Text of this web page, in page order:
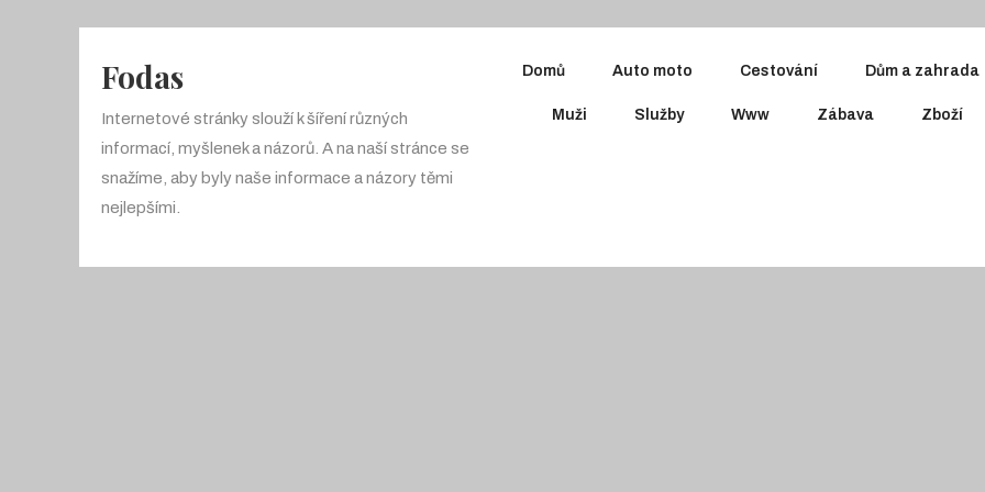
Fodas
Internetové stránky slouží k šíření různých
informací, myšlenek a názorů. A na naší stránce se
snažíme, aby byly naše informace a názory těmi
nejlepšími.
Domů Auto moto Cestování Dům a zahrada
Muži Služby Www Zábava Zboží